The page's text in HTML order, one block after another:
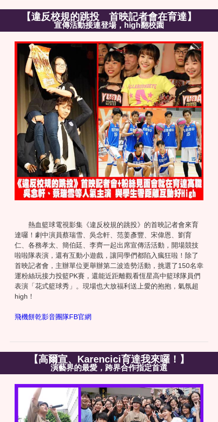
【違反校規的跳投 首映記者會在育達】
宣傳活動接連登場，high翻校園
熱血籃球電視影集《違反校規的跳投》的首映記者會來育
達囉！劇中演員蔡瑞雪、吳念軒、范姜彥豐、宋偉恩、劉育
仁、各務孝太、簡伯廷、李齊一起出席宣傳活活動，開場競技
啦啦隊表演，還有互動小遊戲，讓同學們都陷入瘋狂啦！除了
首映記者會，主辦單位更舉辦第二波造勢活動，挑選了150名幸
運粉絲玩接力投籃PK賽，還能近距離觀看恆星高中籃球隊員們
表演「花式籃球秀」。現場也大放福利送上愛的抱抱，氣氛超
high！
飛機餅乾影音團隊FB官網
【高爾宣、Karencici育達我來囉！】
演藝界的最愛，跨界合作指定首選